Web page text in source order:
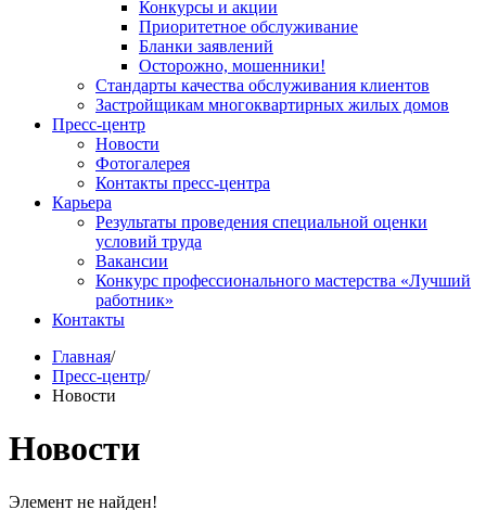
Конкурсы и акции
Приоритетное обслуживание
Бланки заявлений
Осторожно, мошенники!
Стандарты качества обслуживания клиентов
Застройщикам многоквартирных жилых домов
Пресс-центр
Новости
Фотогалерея
Контакты пресс-центра
Карьера
Результаты проведения специальной оценки
условий труда
Вакансии
Конкурс профессионального мастерства «Лучший
работник»
Контакты
Главная/
Пресс-центр/
Новости
Новости
Элемент не найден!